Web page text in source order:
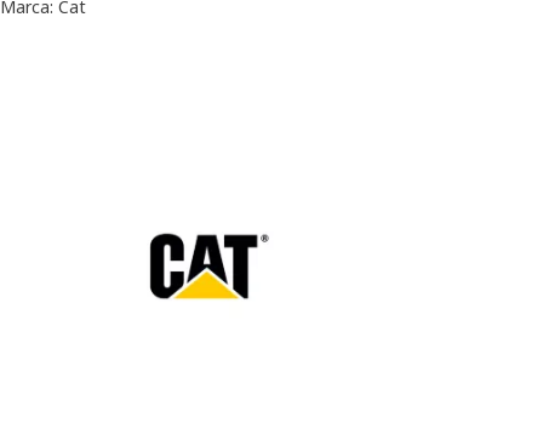
Marca: Cat